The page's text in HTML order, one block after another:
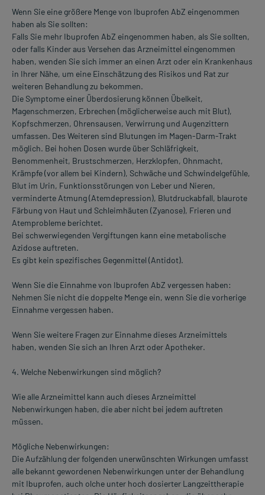
Wenn Sie eine größere Menge von Ibuprofen AbZ eingenommen
haben als Sie sollten:
Falls Sie mehr Ibuprofen AbZ eingenommen haben, als Sie sollten,
oder falls Kinder aus Versehen das Arzneimittel eingenommen
haben, wenden Sie sich immer an einen Arzt oder ein Krankenhaus
in Ihrer Nähe, um eine Einschätzung des Risikos und Rat zur
weiteren Behandlung zu bekommen.
Die Symptome einer Überdosierung können Übelkeit,
Magenschmerzen, Erbrechen (möglicherweise auch mit Blut),
Kopfschmerzen, Ohrensausen, Verwirrung und Augenzittern
umfassen. Des Weiteren sind Blutungen im Magen-Darm-Trakt
möglich. Bei hohen Dosen wurde über Schläfrigkeit,
Benommenheit, Brustschmerzen, Herzklopfen, Ohnmacht,
Krämpfe (vor allem bei Kindern), Schwäche und Schwindelgefühle,
Blut im Urin, Funktionsstörungen von Leber und Nieren,
verminderte Atmung (Atemdepression), Blutdruckabfall, blaurote
Färbung von Haut und Schleimhäuten (Zyanose), Frieren und
Atemprobleme berichtet.
Bei schwerwiegenden Vergiftungen kann eine metabolische
Azidose auftreten.
Es gibt kein spezifisches Gegenmittel (Antidot).
Wenn Sie die Einnahme von Ibuprofen AbZ vergessen haben:
Nehmen Sie nicht die doppelte Menge ein, wenn Sie die vorherige
Einnahme vergessen haben.
Wenn Sie weitere Fragen zur Einnahme dieses Arzneimittels
haben, wenden Sie sich an Ihren Arzt oder Apotheker.
4. Welche Nebenwirkungen sind möglich?
Wie alle Arzneimittel kann auch dieses Arzneimittel
Nebenwirkungen haben, die aber nicht bei jedem auftreten
müssen.
Mögliche Nebenwirkungen:
Die Aufzählung der folgenden unerwünschten Wirkungen umfasst
alle bekannt gewordenen Nebenwirkungen unter der Behandlung
mit Ibuprofen, auch olche unter hoch dosierter Langzeittherapie